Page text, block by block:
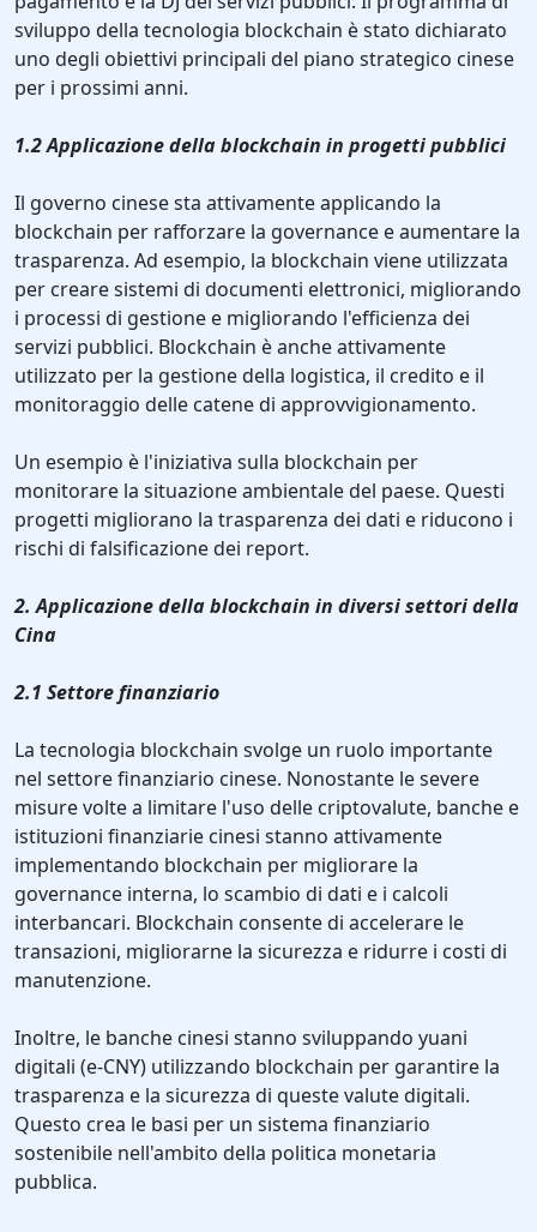
sviluppo della tecnologia blockchain è stato dichiarato
uno degli obiettivi principali del piano strategico cinese
per i prossimi anni.
1.2 Applicazione della blockchain in progetti pubblici
Il governo cinese sta attivamente applicando la
blockchain per rafforzare la governance e aumentare la
trasparenza. Ad esempio, la blockchain viene utilizzata
per creare sistemi di documenti elettronici, migliorando
i processi di gestione e migliorando l'efficienza dei
servizi pubblici. Blockchain è anche attivamente
utilizzato per la gestione della logistica, il credito e il
monitoraggio delle catene di approvvigionamento.
Un esempio è l'iniziativa sulla blockchain per
monitorare la situazione ambientale del paese. Questi
progetti migliorano la trasparenza dei dati e riducono i
rischi di falsificazione dei report.
2. Applicazione della blockchain in diversi settori della
Cina
2.1 Settore finanziario
La tecnologia blockchain svolge un ruolo importante
nel settore finanziario cinese. Nonostante le severe
misure volte a limitare l'uso delle criptovalute, banche e
istituzioni finanziarie cinesi stanno attivamente
implementando blockchain per migliorare la
governance interna, lo scambio di dati e i calcoli
interbancari. Blockchain consente di accelerare le
transazioni, migliorarne la sicurezza e ridurre i costi di
manutenzione.
Inoltre, le banche cinesi stanno sviluppando yuani
digitali (e-CNY) utilizzando blockchain per garantire la
trasparenza e la sicurezza di queste valute digitali.
Questo crea le basi per un sistema finanziario
sostenibile nell'ambito della politica monetaria
pubblica.